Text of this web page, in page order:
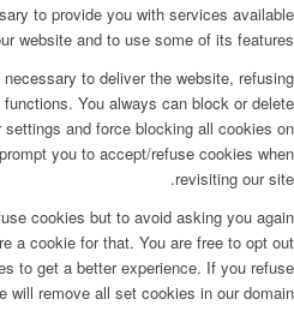
to provide you with services available
website and to use some of its features.
to deliver the website, refusing
You always can block or delete
and force blocking all cookies on
you to accept/refuse cookies when
revisiting our site.
cookies but to avoid asking you again
a cookie for that. You are free to opt out
to get a better experience. If you refuse
will remove all set cookies in our domain.